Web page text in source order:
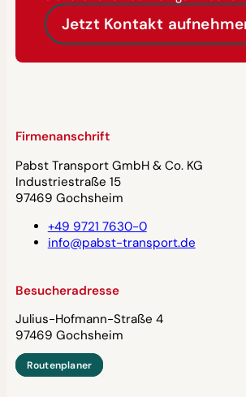
Jetzt Kontakt
Firmenanschrift
Pabst Transport GmbH & Co. KG
Industriestraße 15
97469 Gochsheim
+49 9721 7630-0
info@pabst-transport.de
Besucheradresse
Julius-Hofmann-Straße 4
97469 Gochsheim
Routenplaner